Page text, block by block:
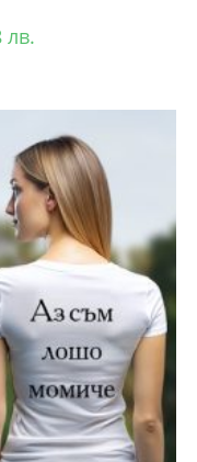
лв.